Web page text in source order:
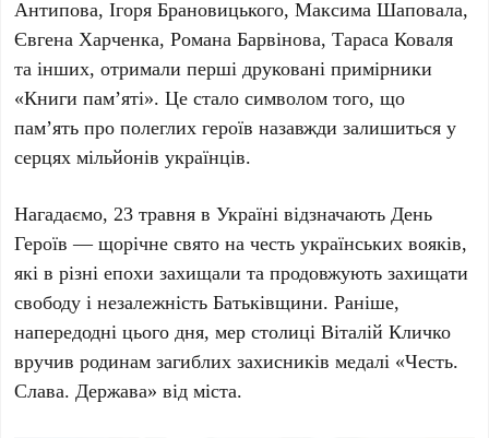
Антипова,Ігоря Брановицького,Максима Шаповала,
Євгена Харченка,Романа Барвінова,Тараса Коваля
та інших, отримали перші друковані примірники
«Книги пам’яті». Це стало символом того, що
пам’ять про полеглих героїв назавжди залишиться у
серцях мільйонів українців.
Нагадаємо,23 травня в Україні відзначаютьДень
Героїв — щорічне свято на честь українських вояків,
які в різні епохи захищали та продовжують захищати
свободу і незалежність Батьківщини. Раніше,
напередодні цього дня, мер столиціВіталій Кличко
вручив родинам загиблих захисників медалі «Честь.
Слава. Держава» від міста.